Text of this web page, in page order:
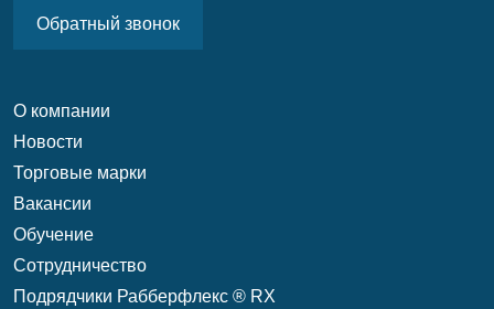
Обратный звонок
О компании
Новости
Торговые марки
Вакансии
Обучение
Сотрудничество
Подрядчики Рабберфлекс ® RX